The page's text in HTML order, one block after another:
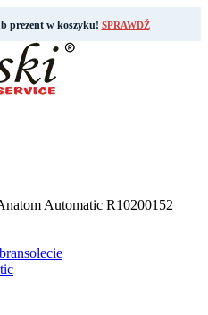
prezent w koszyku! SPRAWDŹ
Automatic R10200152